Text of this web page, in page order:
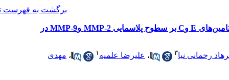
تأثیر هشت هفته تمرین هوازی همراه با مکمل‌سازی ویتامین‌های E وC بر سطوح پلاسمایی M‌MP-2 وMMP-9 در
،مهدی